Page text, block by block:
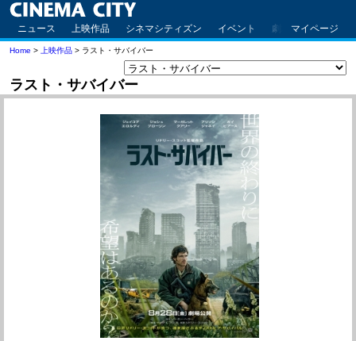
ニュース 上映作品 シネマシティズン イベント 劇場案内 アク
マイページ
Home > 上映作品 > ラスト・サバイバー
ラスト・サバイバー